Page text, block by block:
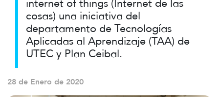
internet of things (Internet de las
cosas) una iniciativa del
departamento de Tecnologías
Aplicadas al Aprendizaje (TAA) de
UTEC y Plan Ceibal.
28 de Enero de 2020